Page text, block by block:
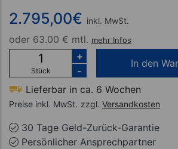
2.795,00€ inkl. MwSt.
oder 63.00 € mtl. mehr Infos
Stück
+
-
In den
Lieferbar in ca. 6 Wochen
Preise inkl. MwSt. zzgl. Versandkosten
30 Tage Geld-Zurück-Garantie
Persönlicher Ansprechpartner